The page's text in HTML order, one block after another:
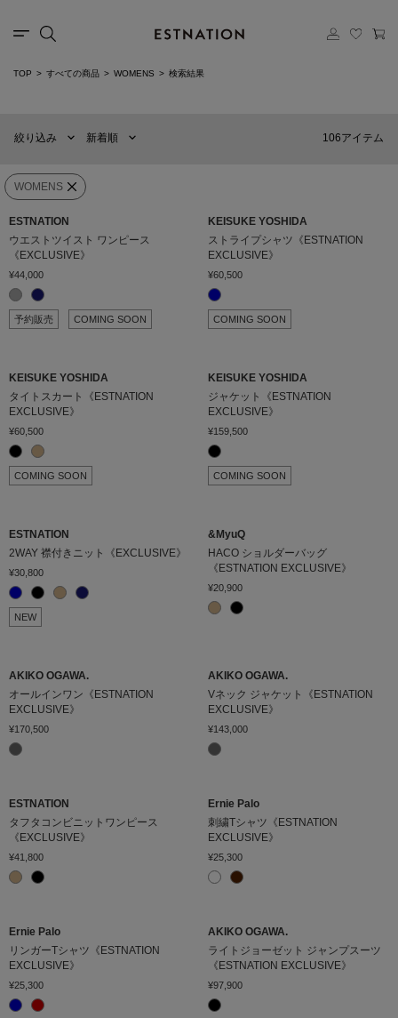
TOP すべての商品 WOMENS 検索結果
WOMENS
絞り込み 新着順 106アイテム
WOMENS
カテゴリー
カテゴリー
ブランド
カラー
価格 〜¥
在庫 在庫ありのみ表示 すべて表示
おすすめ順
価格の高い順
90件
ESTNATION
ウエストツイスト ワンピース
《EXCLUSIVE》
¥44,000
予約販売 COMING SOON
KEISUKE YOSHIDA
ストライプシャツ《ESTNATION
EXCLUSIVE》
¥60,500
COMING SOON
KEISUKE YOSHIDA
タイトスカート《ESTNATION
EXCLUSIVE》
¥60,500
COMING SOON
KEISUKE YOSHIDA
ジャケット《ESTNATION
EXCLUSIVE》
¥159,500
COMING SOON
ESTNATION
2WAY 襟付きニット《EXCLUSIVE》
¥30,800
NEW
&MyuQ
HACO ショルダーバッグ
《ESTNATION EXCLUSIVE》
¥20,900
AKIKO OGAWA.
オールインワン《ESTNATION
EXCLUSIVE》
¥170,500
AKIKO OGAWA.
Vネック ジャケット《ESTNATION
EXCLUSIVE》
¥143,000
ESTNATION
タフタコンビニットワンピース
《EXCLUSIVE》
¥41,800
Ernie Palo
刺繍Tシャツ《ESTNATION
EXCLUSIVE》
¥25,300
Ernie Palo
リンガーTシャツ《ESTNATION
EXCLUSIVE》
¥25,300
AKIKO OGAWA.
ライトジョーゼット ジャンプスーツ
《ESTNATION EXCLUSIVE》
¥97,900